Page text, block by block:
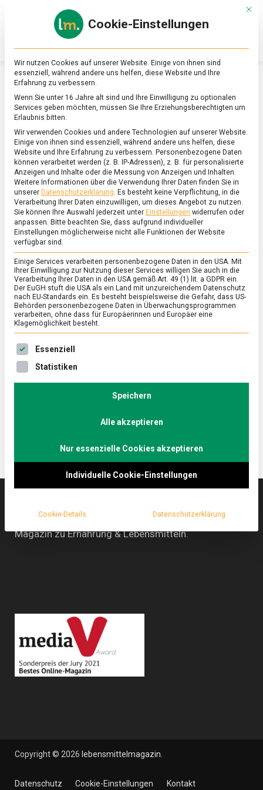
Online-
Magazin
zu
&
Ernährung
SCHLAGWORT:RYE MALT
FEATURED/WISSEN
Whiskey aus Brandenburg: Rye
20. Mai 2021 Johannes
Whiskey
Im unteren Spreewald findet man in Schlepzig, etwa
eine Stunde von Berlin entfernt, den Stork Club. Hier
Whiskies Awards den besten Roggenwhiskey der
lebensmittelmagazin
(.de) ist das Online-
Magazin zu Ernährung & Lebensmitteln.
Copyright © 2026 lebensmittelmagazin
Datenschutz Cookie-Einstellungen Kontakt
Mit
Cookie-Einstellungen
Wir nutzen Cookies auf unserer Website. Einige von ihnen sind
essenziell, während andere uns helfen, diese Website und Ihre
Erfahrung zu verbessern.
Wenn Sie unter 16 Jahre alt sind und Ihre Einwilligung zu optionalen
Services geben möchten, müssen Sie Ihre Erziehungsberechtigten um
Erlaubnis bitten.
Wir verwenden Cookies und andere Technologien auf unserer Website.
Einige von ihnen sind essenziell, während andere uns helfen, diese
Website und Ihre Erfahrung zu verbessern. Personenbezogene Daten
können verarbeitet werden (z. B. IP-Adressen), z. B. für personalisierte
Anzeigen und Inhalte oder die Messung von Anzeigen und Inhalten.
Weitere Informationen über die Verwendung Ihrer Daten finden Sie in
unserer Datenschutzerklärung. Es besteht keine Verpflichtung, in die
Verarbeitung Ihrer Daten einzuwilligen, um dieses Angebot zu nutzen.
Sie können Ihre Auswahl jederzeit unter Einstellungen widerrufen oder
anpassen. Bitte beachten Sie, dass aufgrund individueller
Einstellungen möglicherweise nicht alle Funktionen der Website
verfügbar sind.
Einige Services verarbeiten personenbezogene Daten in den USA. Mit
Ihrer Einwilligung zur Nutzung dieser Services willigen Sie auch in die
Verarbeitung Ihrer Daten in den USA gemäß Art. 49 (1) lit. a GDPR ein.
Der EuGH stuft die USA als ein Land mit unzureichendem Datenschutz
nach EU-Standards ein. Es besteht beispielsweise die Gefahr, dass US-
Behörden personenbezogene Daten in Überwachungsprogrammen
verarbeiten, ohne dass für Europäerinnen und Europäer eine
Klagemöglichkeit besteht.
Es folgt eine Liste der Service-Gruppen, für die eine
Essenziell
Statistiken
Speichern
Alle akzeptieren
Nur essenzielle Cookies akzeptieren
Individuelle Cookie-Einstellungen
Cookie-Details Datenschutzerklärung